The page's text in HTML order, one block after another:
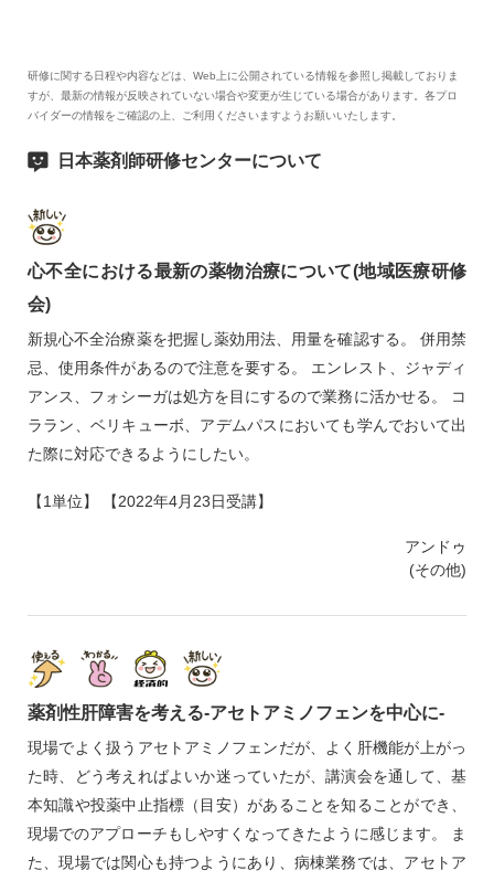
研修に関する日程や内容などは、Web上に公開されている情報を参照し掲載しておりま
すが、最新の情報が反映されていない場合や変更が生じている場合があります。各プロ
バイダーの情報をご確認の上、ご利用くださいますようお願いいたします。
日本薬剤師研修センターについて
心不全における最新の薬物治療について(地域医療研修
会)
新規心不全治療薬を把握し薬効用法、用量を確認する。 併用禁
忌、使用条件があるので注意を要する。 エンレスト、ジャディ
アンス、フォシーガは処方を目にするので業務に活かせる。 コ
ララン、ベリキューボ、アデムパスにおいても学んでおいて出
た際に対応できるようにしたい。
【1単位】 【2022年4月23日受講】
アンドゥ
(その他)
薬剤性肝障害を考える‐アセトアミノフェンを中心に‐
現場でよく扱うアセトアミノフェンだが、よく肝機能が上がっ
た時、どう考えればよいか迷っていたが、講演会を通して、基
本知識や投薬中止指標（目安）があることを知ることができ、
現場でのアプローチもしやすくなってきたように感じます。 ま
た、現場では関心も持つようにあり、病棟業務では、アセトア